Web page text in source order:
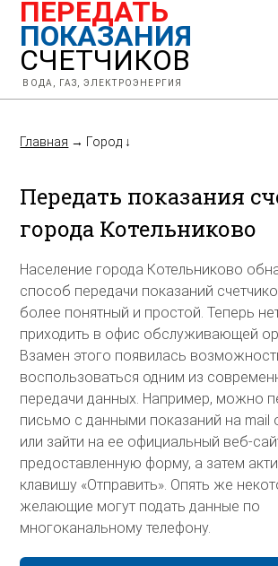
ПЕРЕДАТЬ
ПОКАЗАНИЯ
СЧЕТЧИКОВ
ВОДА, ГАЗ, ЭЛЕКТРОЭНЕРГИЯ
Главная → Город ↓
Передать показания
города Котельниково
Население города Котельниково
способ передачи показаний
более понятный и простой. Теперь
приходить в офис обслуживающей
Взамен этого появилась
воспользоваться одним из
передачи данных. Например, можно
письмо с данными показаний на mail
или зайти на ее официальный веб-
предоставленную форму, а затем
клавишу «Отправить». Опять же
желающие могут подать данные по
многоканальному телефону.